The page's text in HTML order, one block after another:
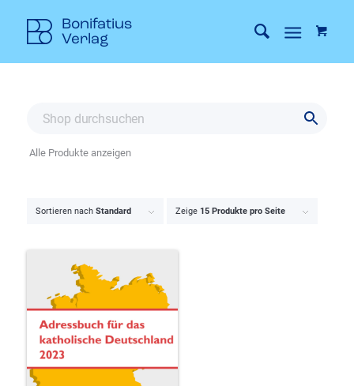
Sortieren nach Standard Zeige 15 Produkte pro Seite
Alle Produkte anzeigen